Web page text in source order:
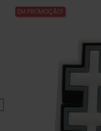
EM PROMOÇÃO!